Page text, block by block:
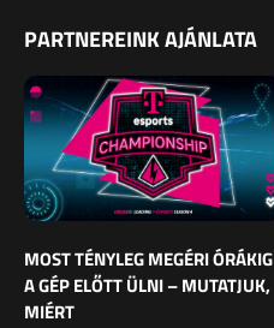
PARTNEREINK AJÁNLATA
MOST TÉNYLEG MEGÉRI ÓRÁKIG
A GÉP ELŐTT ÜLNI – MUTATJUK,
MIÉRT